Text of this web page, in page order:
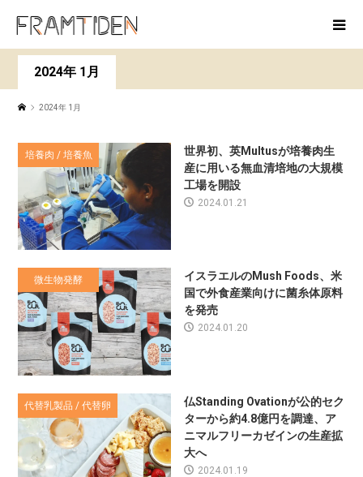
2024年 1月
2024年 1月
培養肉 / 培養魚
世界初、英Multusが培養肉生
産に用いる無血清培地の大規模
工場を開設
2024.01.21
微生物発酵
イスラエルのMush Foods、米
国で外食産業向けに菌糸体原料
を発売
2024.01.20
代替乳製品 / 代替卵
仏Standing Ovationが公的セク
ターから約4.8億円を調達、ア
ニマルフリーカゼインの生産拡
大へ
2024.01.19